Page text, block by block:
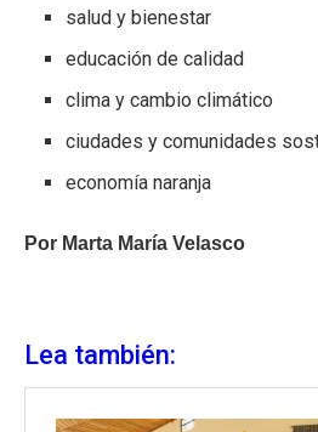
salud y bienestar
educación de calidad
clima y cambio climático
ciudades y comunidades
economía naranja
Por Marta María Velasco
Lea también: